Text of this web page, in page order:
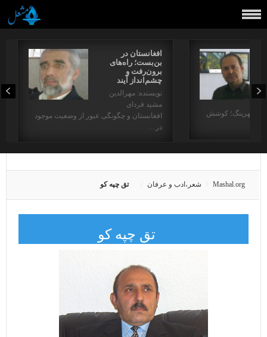
افغانستان در
بن‌بست؛ راه‌های
برون‌رفت و
چشم‌انداز آیند
نویسنده: مهرالدین
مشید فردای
افغانستان و چگونگی عبور از وضعیت موجود
در…
بختیاری مهرینگ؛ کوشش
Mashal.org شعر،ادب و عرفان تق چپه کو
تق چپه کو